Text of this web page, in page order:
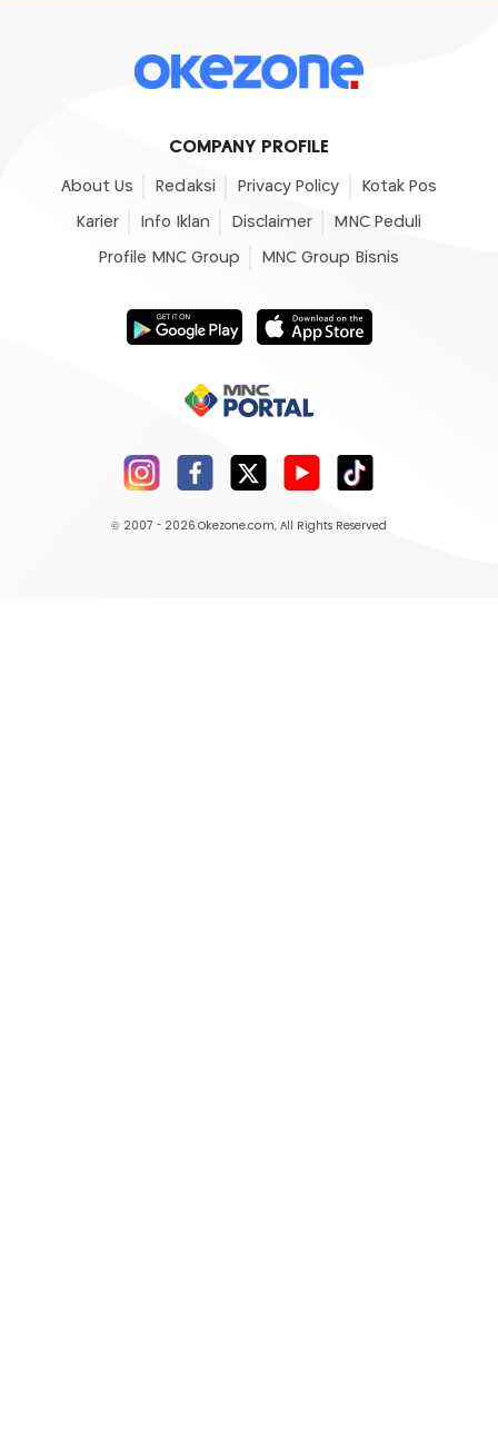
COMPANY PROFILE
About Us Redaksi Privacy Policy Kotak Pos
Karier Info Iklan Disclaimer MNC Peduli
Profile MNC Group MNC Group Bisnis
© 2007 - 2026 Okezone.com, All Rights Reserved